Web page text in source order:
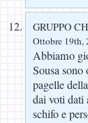
GRUPPO
Ottobre 19th,
Abbiamo
Sousa
pagelle
dai voti dati
schifo e